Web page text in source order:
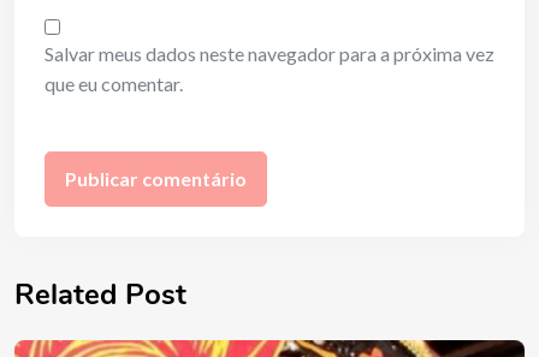
Salvar meus dados neste navegador para a próxima vez
que eu comentar.
Related Post